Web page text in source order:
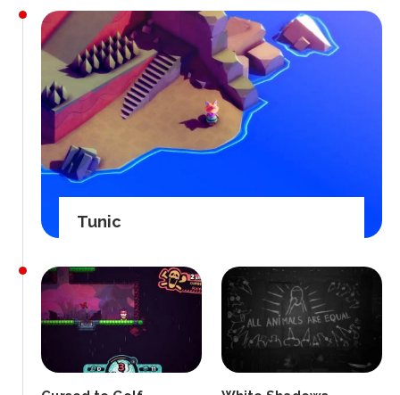
Tunic